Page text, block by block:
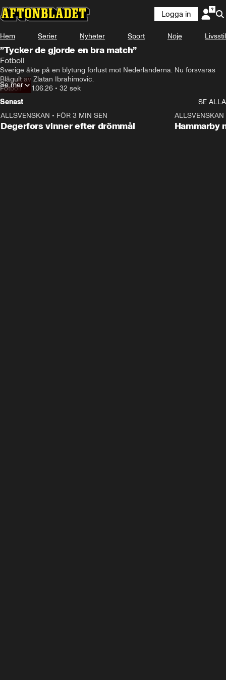
Logga in
Hem Serier Nyheter Sport Nöje Livsstil
”Tycker de gjorde en bra match”
Fotboll
Sverige åkte på en blytung förlust mot Nederländerna. Nu försvaras
Fotboll•21.06.26 • 32 sek
Se mer
Senast
SE ALLA
ALLSVENSKAN • FÖR 3 MIN SEN
Degerfors vinner efter drömmål
ALLSVENSKAN
Hammarby